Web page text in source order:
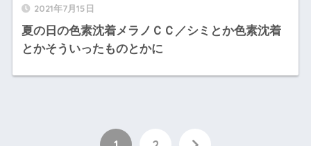
2021年7月15日
夏の日の色素沈着メラノＣＣ／シミとか色素沈着
とかそういったものとかに